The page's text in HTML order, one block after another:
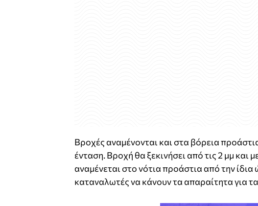
Βροχές αναμένονται και στα βόρεια
ένταση. Βροχή θα ξεκινήσει από τις 2 μμ και
αναμένεται στο νότια προάστια από την
καταναλωτές να κάνουν τα απαραίτητα για